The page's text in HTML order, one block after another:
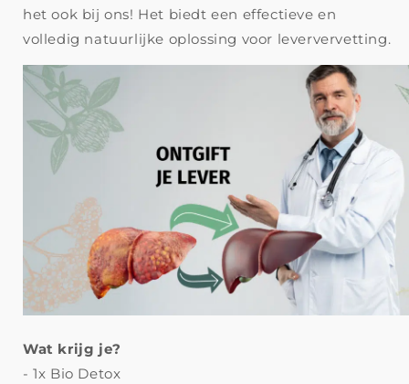
het ook bij ons! Het biedt een effectieve en
volledig natuurlijke oplossing voor leververvetting.
Wat krijg je?
- 1x Bio Detox